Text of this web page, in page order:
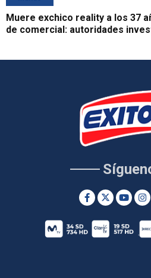
Muere exchico reality a los 37
de comercial: autoridades